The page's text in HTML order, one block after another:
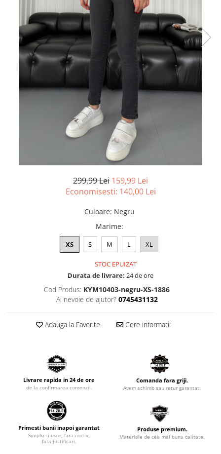
299,99 Lei 159,99 Lei
Economisesti: 140,00 Lei
Culoare: Negru
Marime:
XS S M L XL
STOC EPUIZAT
Durata de livrare: 24 de ore
Cod Produs: KYM10403-negru-XS-1886
Ai nevoie de ajutor? 0745431132
Adauga la Favorite Cere informatii
Livrare rapida in 24 de ore
de la confirmarea comenzii.
Comanda fara griji.
Avem schimb sau retur garantat.
Primesti banii inapoi garantat
Simplu si usor, fara motiv,
fara justificari.
Produse premium.
Materiale de cea mai buna calitate.